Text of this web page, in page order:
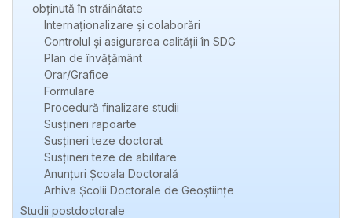
obținută în străinătate
Internaționalizare și colaborări
Controlul și asigurarea calității în SDG
Plan de învățământ
Orar/Grafice
Formulare
Procedură finalizare studii
Susțineri rapoarte
Susțineri teze doctorat
Susțineri teze de abilitare
Anunțuri Școala Doctorală
Arhiva Școlii Doctorale de Geoștiințe
Studii postdoctorale